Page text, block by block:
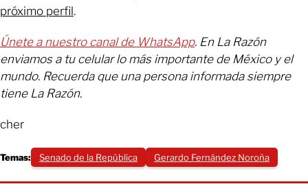
próximo perfil.
Únete a nuestro canal de WhatsApp. En La Razón
enviamos a tu celular lo más importante de México y el
mundo. Recuerda que una persona informada siempre
tiene La Razón.
cher
Temas: Senado de la República Gerardo Fernández Noroña